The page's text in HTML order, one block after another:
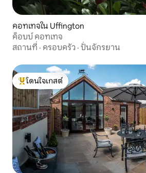
คอทเทจใน Uffington
ค็อบบ์ คอทเทจ
สถานที่ · ครอบครัว · ปั่นจักรยาน
โดนใจเกสต์ที่สุด
โดนใจเกสต์